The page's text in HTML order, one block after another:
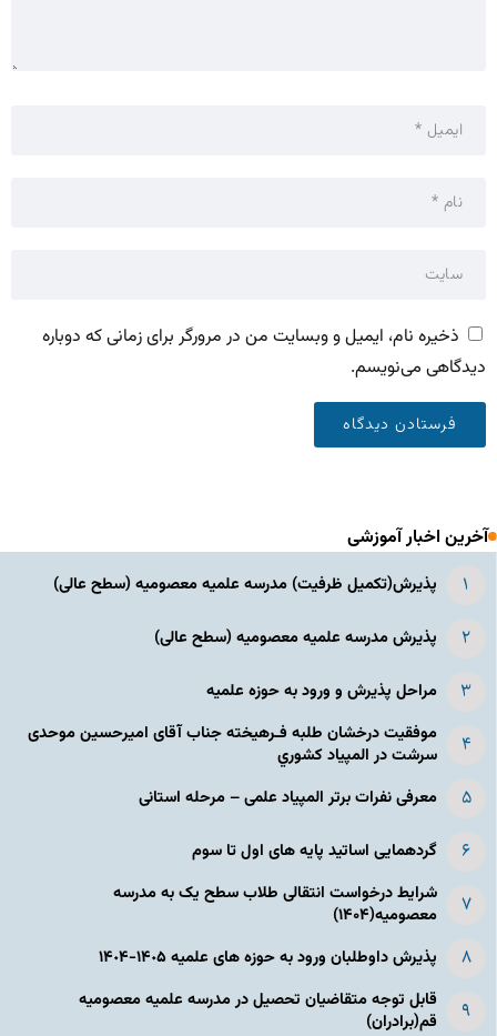
ذخیره نام، ایمیل و وبسایت من در مرورگر برای زمانی که دوباره
دیدگاهی می‌نویسم.
آخرین اخبار آموزشی
پذیرش(تکمیل ظرفیت) مدرسه علمیه معصومیه‌ (سطح عالی)
پذیرش مدرسه علمیه معصومیه‌ (سطح عالی)
مراحل پذیرش و ورود به حوزه علمیه
موفقیت درخشان طلبه فـرهیخته جناب آقای امیرحسین موحدی
سرشت در المپياد كشوري
معرفی نفرات برتر المپیاد علمی – مرحله استانی
گردهمایی اساتید پایه های اول تا سوم
شرایط درخواست انتقالی طلاب سطح یک به مدرسه
معصومیه(۱۴۰۴)
پذیرش داوطلبان ورود به حوزه های علمیه ١۴٠۵-١۴٠۴
قابل توجه متقاضیان تحصیل در مدرسه علمیه معصومیه
قم(برادران)